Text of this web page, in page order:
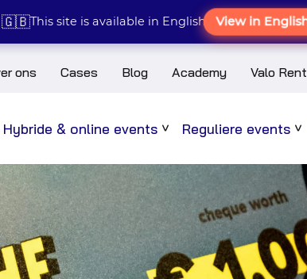
ons Cases Blog Academy Valo
Hybride & online events
Sub
Reguliere events
Sub
🇬🇧This site is available in English View in